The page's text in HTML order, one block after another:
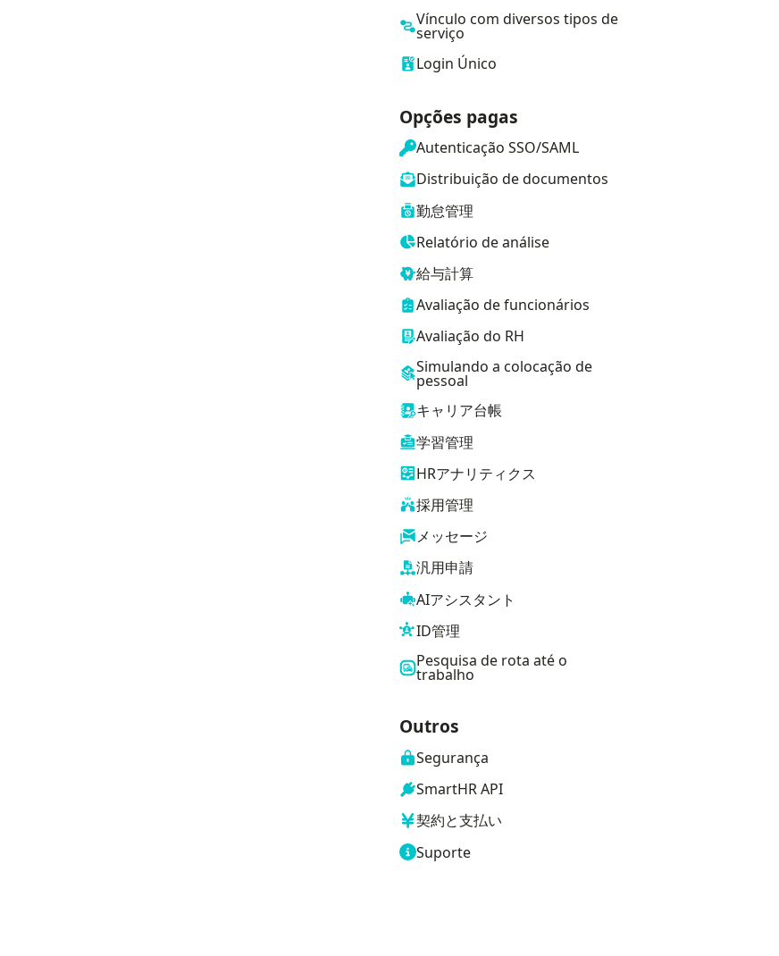
Vínculo com diversos tipos de
serviço
Login Único
Opções pagas
Autenticação SSO/SAML
Distribuição de documentos
勤怠管理
Relatório de análise
給与計算
Avaliação de funcionários
Avaliação do RH
Simulando a colocação de
pessoal
キャリア台帳
学習管理
HRアナリティクス
採用管理
メッセージ
汎用申請
AIアシスタント
ID管理
Pesquisa de rota até o
trabalho
Outros
Segurança
SmartHR API
契約と支払い
Suporte